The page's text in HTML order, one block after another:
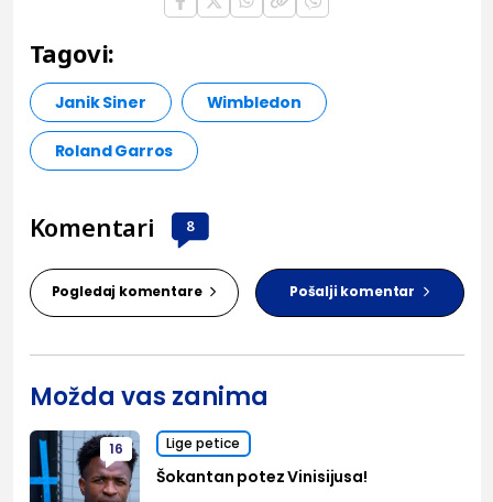
Tagovi:
Janik Siner Wimbledon
Roland Garros
Komentari 8
Pogledaj komentare Pošalji komentar
Možda vas zanima
16 Lige petice
Šokantan potez Vinisijusa!